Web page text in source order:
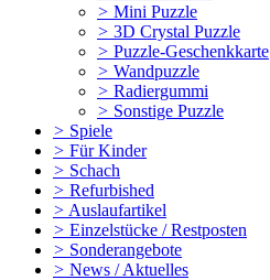
> Mini Puzzle
> 3D Crystal Puzzle
> Puzzle-Geschenkkarte
> Wandpuzzle
> Radiergummi
> Sonstige Puzzle
> Spiele
> Für Kinder
> Schach
> Refurbished
> Auslaufartikel
> Einzelstücke / Restposten
> Sonderangebote
> News / Aktuelles